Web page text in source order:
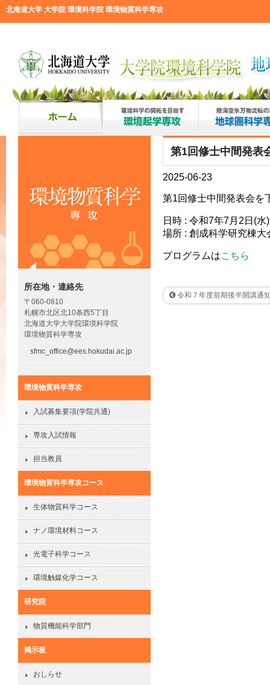
北海道大学 大学院 環境科学院 環境物質科学専攻
第1回修士中間発表
2025-06-23
第1回修士中間発表会を
日時 : 令和7年7月2日(
場所 : 創成科学研究棟大
プログラムはこちら
令和７年度前期後半開講通
所在地・連絡先
〒060-0810
札幌市北区北10条西5丁目
北海道大学大学院環境科学院
環境物質科学専攻
sfmc_office@ees.hokudai.ac.jp
環境物質科学専攻
入試募集要項(学院共通)
専攻入試情報
担当教員
環境物質科学専攻コース
生体物質科学コース
ナノ環境材料コース
光電子科学コース
環境触媒化学コース
研究院
物質機能科学部門
掲示板
おしらせ